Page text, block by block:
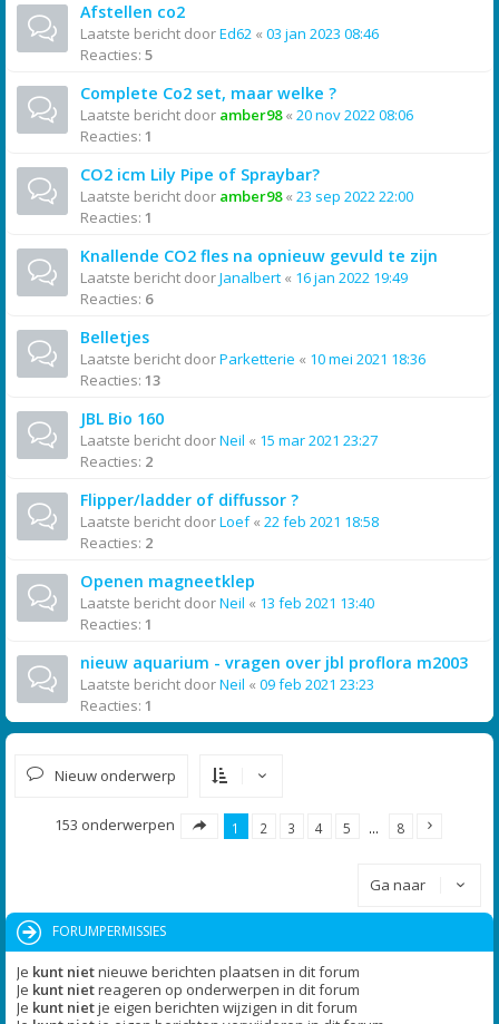
Afstellen co2
Laatste bericht doorEd62 « 03 jan 2023 08:46
Reacties: 5
Complete Co2 set, maar welke ?
Laatste bericht door amber98« 20 nov 2022 08:06
Reacties: 1
CO2 icm Lily Pipe of Spraybar?
Laatste bericht door amber98« 23 sep 2022 22:00
Reacties: 1
Knallende CO2 fles na opnieuw gevuld te zijn
Laatste bericht doorJanalbert « 16 jan 2022 19:49
Reacties: 6
Belletjes
Laatste bericht doorParketterie « 10 mei 2021 18:36
Reacties: 13
JBL Bio 160
Laatste bericht doorNeil « 15 mar 2021 23:27
Reacties: 2
Flipper/ladder of diffussor ?
Laatste bericht doorLoef« 22 feb 2021 18:58
Reacties: 2
Openen magneetklep
Laatste bericht doorNeil « 13 feb 2021 13:40
Reacties: 1
nieuw aquarium - vragen over jbl proflora m2003
Laatste bericht doorNeil « 09 feb 2021 23:23
Reacties: 1
Nieuw onderwerp
153 onderwerpen 1 2 3 4 5 … 8
Ga naar
FORUMPERMISSIES
Je kunt nietnieuwe berichten plaatsen in dit forum
Je kunt nietreageren op onderwerpen in dit forum
Je kunt nietje eigen berichten wijzigen in dit forum